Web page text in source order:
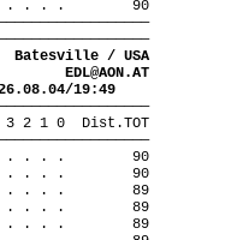
. . . .
90
Batesville / USA
EDL@AON.AT
19:49
3 2 1 0
Dist.TOT
. . . .
90
. . . .
90
. . . .
89
. . . .
89
. . . .
89